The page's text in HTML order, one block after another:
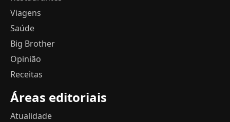
Viagens
Saúde
Big Brother
Opinião
Receitas
Áreas editoriais
Atualidade